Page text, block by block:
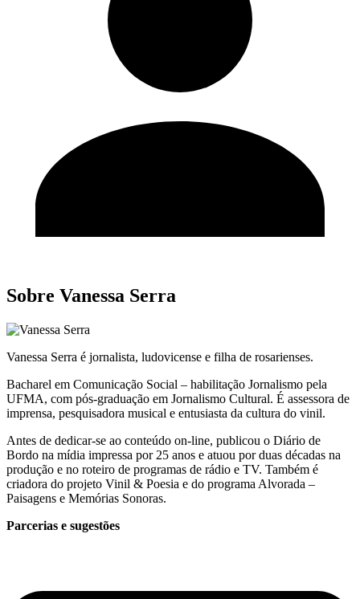
Sobre Vanessa Serra
Vanessa Serra é jornalista, ludovicense e filha de rosarienses.
Bacharel em Comunicação Social – habilitação Jornalismo pela
UFMA, com pós-graduação em Jornalismo Cultural. É assessora de
imprensa, pesquisadora musical e entusiasta da cultura do vinil.
Antes de dedicar-se ao conteúdo on-line, publicou o Diário de
Bordo na mídia impressa por 25 anos e atuou por duas décadas na
produção e no roteiro de programas de rádio e TV. Também é
criadora do projeto Vinil & Poesia e do programa Alvorada –
Paisagens e Memórias Sonoras.
Parcerias e sugestões